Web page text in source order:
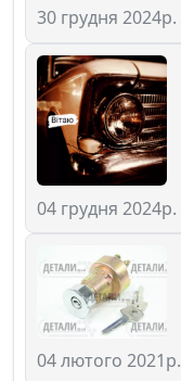
30 грудня 2024р.
04 грудня 2024р.
04 лютого 2021р.